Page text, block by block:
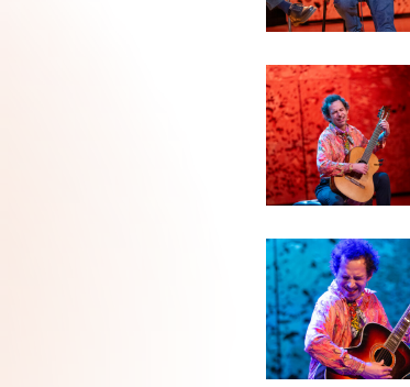
JJW-
SdS-
PH-
JJW-
SdS-
PH-